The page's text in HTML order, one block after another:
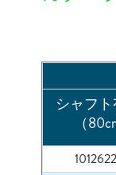
シャフ
（